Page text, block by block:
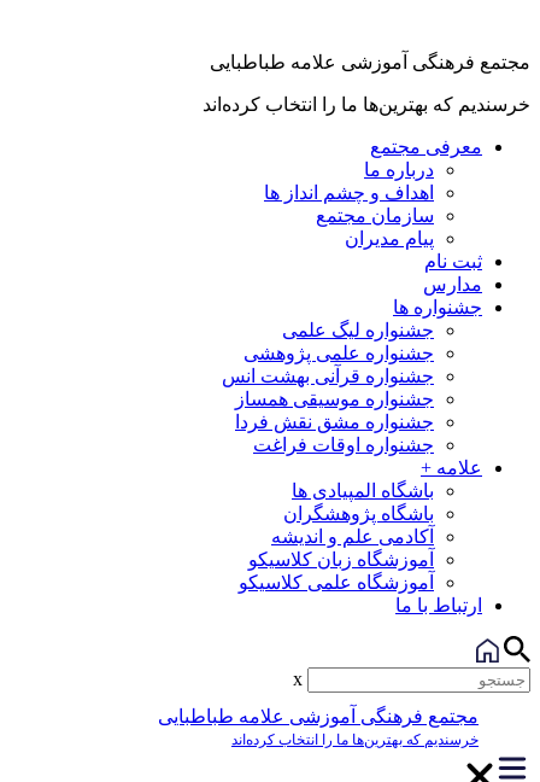
فرهنگی آموزشی علامه طباطبایی
که بهترین‌ها ما را انتخاب کرده‌اند
معرفی مجتمع
درباره ما
اهداف و چشم انداز ها
سازمان مجتمع
پیام مدیران
ثبت نام
مدارس
جشنواره ها
جشنواره لیگ علمی
جشنواره علمی پژوهشی
جشنواره قرآنی بهشت انس
جشنواره موسیقی همساز
جشنواره مشق نقش فردا
جشنواره اوقات فراغت
علامه +
باشگاه المپیادی ها
باشگاه پژوهشگران
آکادمی علم و اندیشه
آموزشگاه زبان کلاسیکو
آموزشگاه علمی کلاسیکو
ارتباط با ما
مجتمع فرهنگی آموزشی علامه طباطبایی
خرسندیم که بهترین‌ها ما را انتخاب کرده‌اند